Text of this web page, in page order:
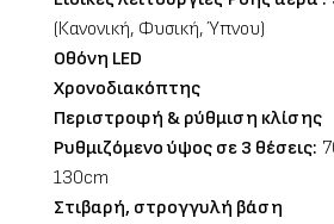
(Κανονική, Φυσική, Ύπνου)
Οθόνη LED
Χρονοδιακόπτης
Περιστροφή & ρύθμιση κλίσης
Ρυθμιζόμενο ύψος σε 3 θέσεις:
130cm
Στιβαρή, στρογγυλή βάση